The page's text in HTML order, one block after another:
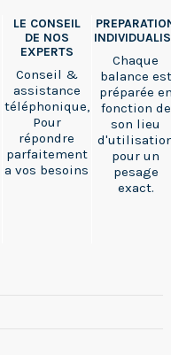
LE CONSEIL
DE NOS
EXPERTS
Conseil &
assistance
téléphonique,
Pour
répondre
parfaitement
a vos besoins
Chaque
balance est
préparée
fonction de
son lieu
pour un
pesage
exact.